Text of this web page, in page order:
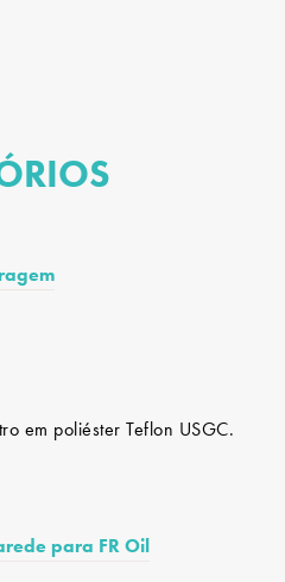
em poliéster Teflon USGC.
para FR Oil